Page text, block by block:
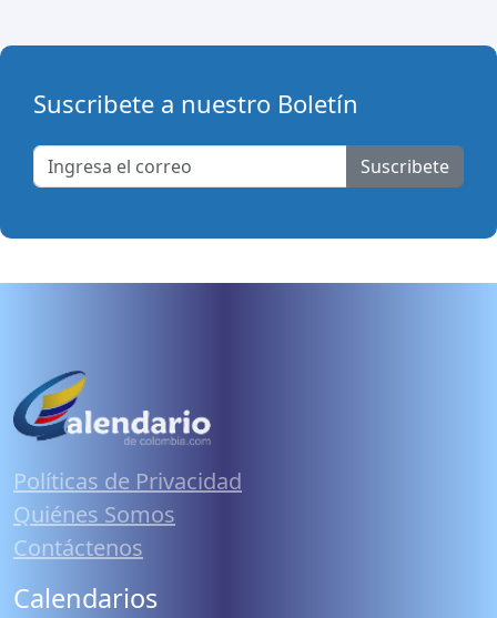
Suscribete a nuestro Boletín
Suscribete
Políticas de Privacidad
Quiénes Somos
Contáctenos
Calendarios